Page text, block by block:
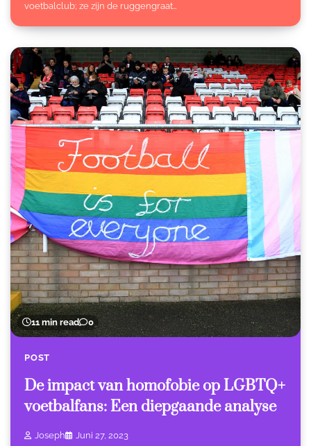
voetbalclub; ze zijn de ruggengraat…
11 min read 0
POST
De impact van homofobie op LGBTQ+
voetbalfans: Een diepgaande analyse
Joseph Juni 27, 2023